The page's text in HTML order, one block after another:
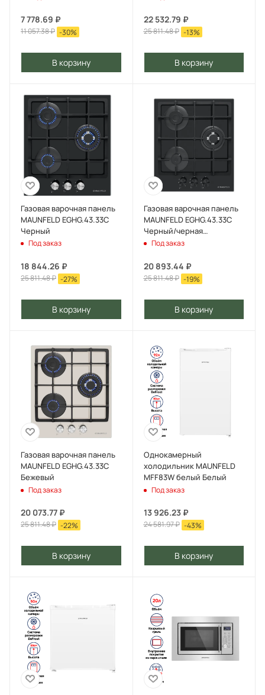
7 778.69 ₽
11 057.38₽ -30%
В корзину
22 532.79 ₽
25 811.48₽ -13%
В корзину
Газовая варочная панель
MAUNFELD EGHG.43.33C
Черный
Под заказ
18 844.26 ₽
25 811.48₽ -27%
В корзину
Газовая варочная панель
MAUNFELD EGHG.43.33C
Черный/черная
фурнитура
Под заказ
20 893.44 ₽
25 811.48₽ -19%
В корзину
Газовая варочная панель
MAUNFELD EGHG.43.33C
Бежевый
Под заказ
20 073.77 ₽
25 811.48₽ -22%
В корзину
Однокамерный
холодильник MAUNFELD
MFF83W белый Белый
Под заказ
13 926.23₽
24 581.97₽ -43%
В корзину